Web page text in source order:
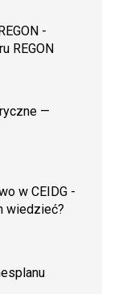
-
REGON
—
w CEIDG -
wiedzieć?